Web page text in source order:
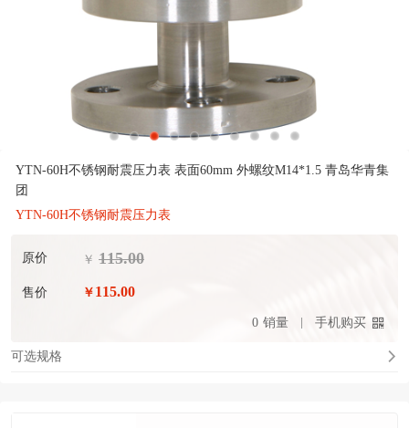
YTN-60H不锈钢耐震压力表 表面60mm 外螺纹M14*1.5 青岛华青集
团
YTN-60H不锈钢耐震压力表
原价 ￥ 115.00
售价 ￥ 115.00
0 销量 手机购买
可选规格